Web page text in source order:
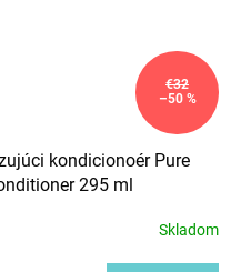
€32
–50 %
kondicionoér Pure
295 ml
Skladom